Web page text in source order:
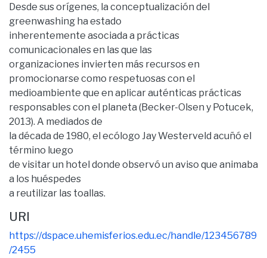
Desde sus orígenes, la conceptualización del
greenwashing ha estado
inherentemente asociada a prácticas
comunicacionales en las que las
organizaciones invierten más recursos en
promocionarse como respetuosas con el
medioambiente que en aplicar auténticas prácticas
responsables con el planeta (Becker-Olsen y Potucek,
2013). A mediados de
la década de 1980, el ecólogo Jay Westerveld acuñó el
término luego
de visitar un hotel donde observó un aviso que animaba
a los huéspedes
a reutilizar las toallas.
URI
https://dspace.uhemisferios.edu.ec/handle/123456789
/2455